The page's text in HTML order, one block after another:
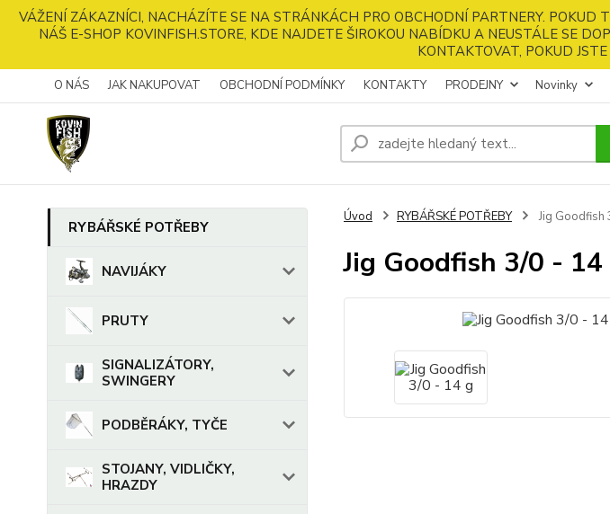
VÁŽENÍ ZÁKAZNÍCI, NACHÁZÍTE SE NA STRÁNKÁCH PRO OBCHODNÍ PARTNERY. POKUD
NÁŠ E-SHOP KOVINFISH.STORE, KDE NAJDETE ŠIROKOU NABÍDKU A NEUSTÁLE SE
KONTAKTOVAT, POKUD
O NÁS JAK NAKUPOVAT OBCHODNÍ PODMÍNKY KONTAKTY PRODEJNY Novinky
RYBÁŘSKÉ POTŘEBY
NAVIJÁKY
PRUTY
SIGNALIZÁTORY,
SWINGERY
PODBĚRÁKY, TYČE
STOJANY, VIDLIČKY,
HRAZDY
Úvod RYBÁŘSKÉ POTŘEBY Jig Goodfish
Jig Goodfish 3/0 - 14